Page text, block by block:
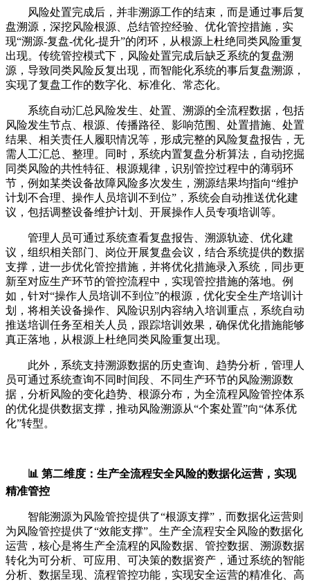
风险处置完成后，并非溯源工作的结束，而是通过事后复
盘溯源，深挖风险根源、总结管控经验、优化管控措施，实
现“溯源-复盘-优化-提升”的闭环，从根源上杜绝同类风险重复
出现。传统管控模式下，风险处置完成后缺乏系统的复盘溯
源，导致同类风险反复出现，而智能化系统的事后复盘溯源，
实现了复盘工作的数字化、标准化、常态化。
系统自动汇总风险发生、处置、溯源的全流程数据，包括
风险发生节点、根源、传播路径、影响范围、处置措施、处置
结果、相关责任人履职情况等，形成完整的风险复盘报告，无
需人工汇总、整理。同时，系统内置复盘分析算法，自动挖掘
同类风险的共性特征、根源规律，识别管控过程中的薄弱环
节，例如某类设备故障风险多次发生，溯源结果均指向“维护
计划不合理、操作人员培训不到位”，系统会自动推送优化建
议，包括调整设备维护计划、开展操作人员专项培训等。
管理人员可通过系统查看复盘报告、溯源轨迹、优化建
议，组织相关部门、岗位开展复盘会议，结合系统提供的数据
支撑，进一步优化管控措施，并将优化措施录入系统，同步更
新至对应生产环节的管控流程中，实现管控措施的落地。例
如，针对“操作人员培训不到位”的根源，优化安全生产培训计
划，将相关设备操作、风险识别内容纳入培训重点，系统自动
推送培训任务至相关人员，跟踪培训效果，确保优化措施能够
真正落地，从根源上杜绝同类风险重复出现。
此外，系统支持溯源数据的历史查询、趋势分析，管理人
员可通过系统查询不同时间段、不同生产环节的风险溯源数
据，分析风险的变化趋势、根源分布，为全流程风险管控体系
的优化提供数据支撑，推动风险溯源从“个案处置”向“体系优
化”转型。
📊 第二维度：生产全流程安全风险的数据化运营，实现
精准管控
智能溯源为风险管控提供了“根源支撑”，而数据化运营则
为风险管控提供了“效能支撑”。生产全流程安全风险的数据化
运营，核心是将生产全流程的风险数据、管控数据、溯源数据
转化为可分析、可应用、可决策的数据资产，通过系统的智能
分析、数据呈现、流程管控功能，实现安全运营的精准化、高